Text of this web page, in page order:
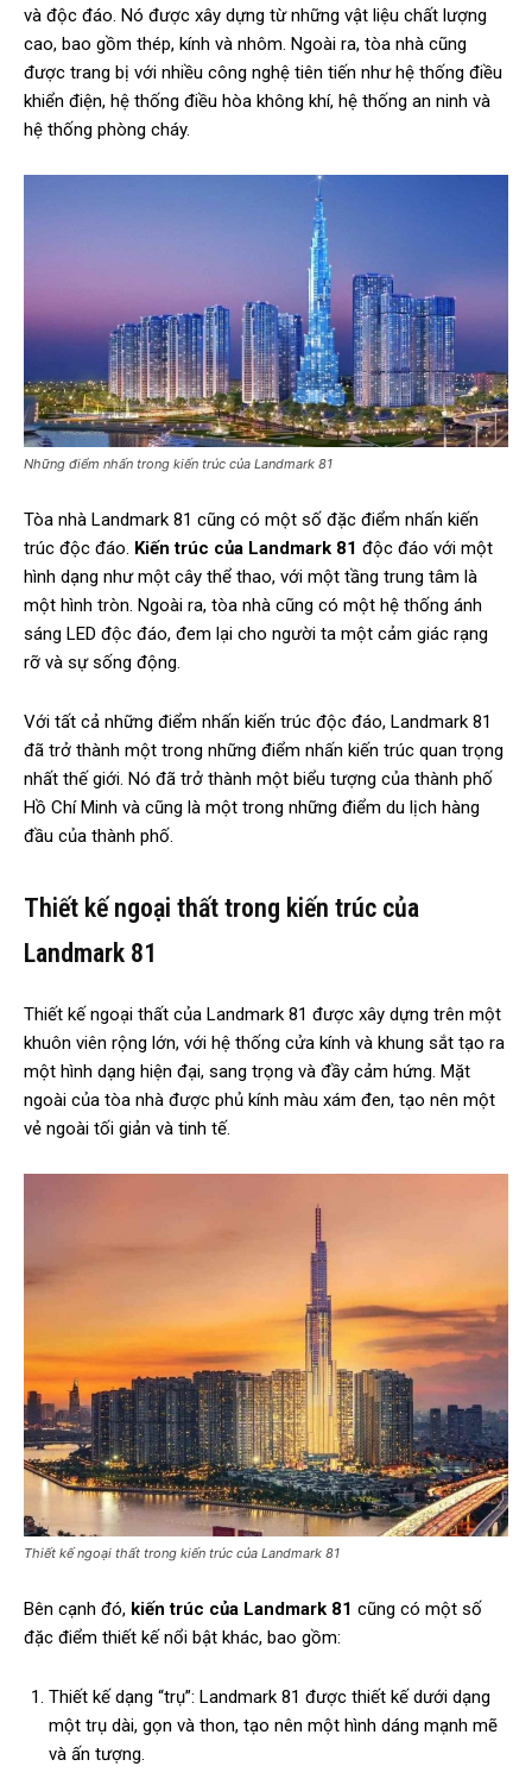
và độc đáo. Nó được xây dựng từ những vật liệu chất lượng
cao, bao gồm thép, kính và nhôm. Ngoài ra, tòa nhà cũng
được trang bị với nhiều công nghệ tiên tiến như hệ thống điều
khiển điện, hệ thống điều hòa không khí, hệ thống an ninh và
hệ thống phòng cháy.
Những điểm nhấn trong kiến trúc của Landmark 81
Tòa nhà Landmark 81 cũng có một số đặc điểm nhấn kiến
trúc độc đáo. Kiến trúc của Landmark 81 độc đáo với một
hình dạng như một cây thể thao, với một tầng trung tâm là
một hình tròn. Ngoài ra, tòa nhà cũng có một hệ thống ánh
sáng LED độc đáo, đem lại cho người ta một cảm giác rạng
rỡ và sự sống động.
Với tất cả những điểm nhấn kiến trúc độc đáo, Landmark 81
đã trở thành một trong những điểm nhấn kiến trúc quan trọng
nhất thế giới. Nó đã trở thành một biểu tượng của thành phố
Hồ Chí Minh và cũng là một trong những điểm du lịch hàng
đầu của thành phố.
Thiết kế ngoại thất trong kiến trúc của
Landmark 81
Thiết kế ngoại thất của Landmark 81 được xây dựng trên một
khuôn viên rộng lớn, với hệ thống cửa kính và khung sắt tạo ra
một hình dạng hiện đại, sang trọng và đầy cảm hứng. Mặt
ngoài của tòa nhà được phủ kính màu xám đen, tạo nên một
vẻ ngoài tối giản và tinh tế.
Thiết kế ngoại thất trong kiến trúc của Landmark 81
Bên cạnh đó, kiến trúc của Landmark 81 cũng có một số
đặc điểm thiết kế nổi bật khác, bao gồm:
Thiết kế dạng “trụ”: Landmark 81 được thiết kế dưới dạng
một trụ dài, gọn và thon, tạo nên một hình dáng mạnh mẽ
và ấn tượng.